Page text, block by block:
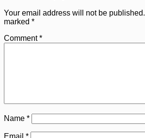
Your email address will not be published.
marked *
Comment*
Name *